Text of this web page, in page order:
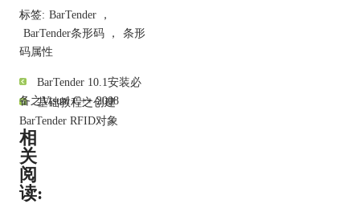
选择的符号体系；如果需
要尚未使用过的条形码，
请从下拉菜单中选择“更多
选择一个条形码对象之
后，将光标移动到到设计
标签: BarTender
，
BarTender条形码
，
条形
码属性
BarTender 10.1安装必
备之Visual C++ 2008
基础教程之创建
BarTender RFID对象
相
关
阅
读: